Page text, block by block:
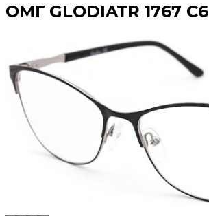
ОМГ GLODIATR 1767 С6